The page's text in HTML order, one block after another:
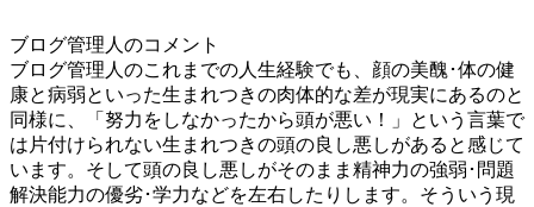
ブログ管理人のコメント
ブログ管理人のこれまでの人生経験でも、顔の美醜･体の健
康と病弱といった生まれつきの肉体的な差が現実にあるのと
同様に、「努力をしなかったから頭が悪い！」という言葉で
は片付けられない生まれつきの頭の良し悪しがあると感じて
います。そして頭の良し悪しがそのまま精神力の強弱･問題
解決能力の優劣･学力などを左右したりします。そういう現